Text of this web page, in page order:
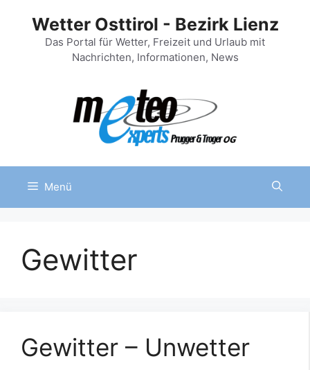
springen
Wetter Osttirol - Bezirk Lienz
Das Portal für Wetter, Freizeit und Urlaub mit
Nachrichten, Informationen, News
Menü
Gewitter
Gewitter – Unwetter